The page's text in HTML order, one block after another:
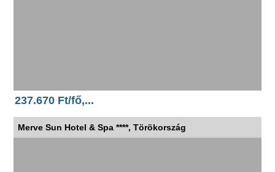
237.670 Ft/fő,...
Merve Sun Hotel & Spa ****, Törökország